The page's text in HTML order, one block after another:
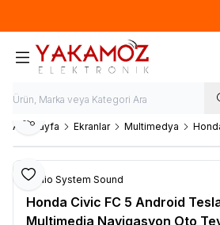
Ana Sayfa Ekranlar Multimedya
Favoriye Ekle
Paylaş
Audio System Sound
Honda Civic FC 5 Android
Multimedia Navigasyon Oto